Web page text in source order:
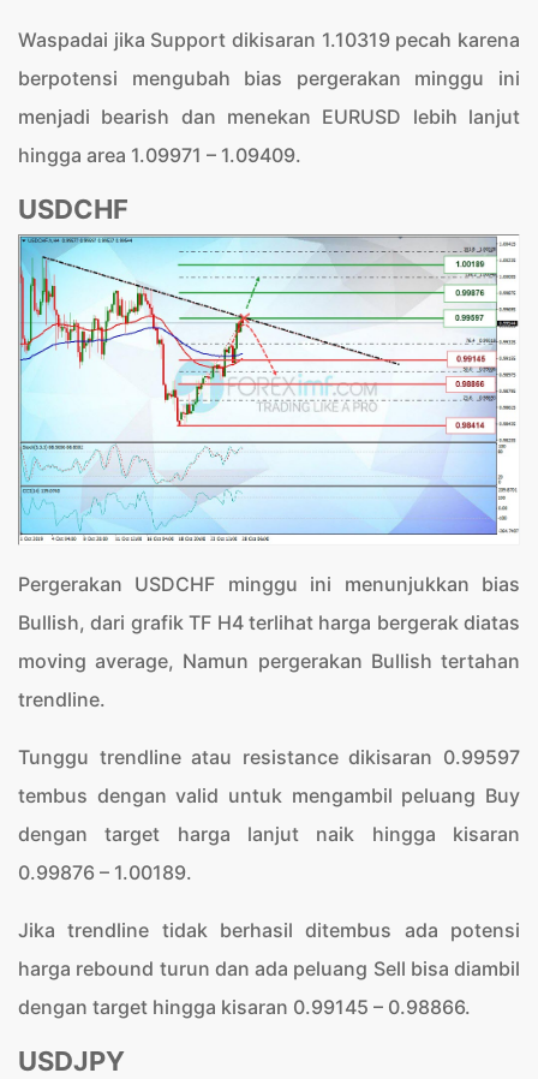
Waspadai jika Support dikisaran 1.10319 pecah karena
berpotensi mengubah bias pergerakan minggu ini
menjadi bearish dan menekan EURUSD lebih lanjut
hingga area 1.09971 – 1.09409.
USDCHF
Pergerakan USDCHF minggu ini menunjukkan bias
Bullish, dari grafik TF H4 terlihat harga bergerak diatas
moving average, Namun pergerakan Bullish tertahan
trendline.
Tunggu trendline atau resistance dikisaran 0.99597
tembus dengan valid untuk mengambil peluang Buy
dengan target harga lanjut naik hingga kisaran
0.99876 – 1.00189.
Jika trendline tidak berhasil ditembus ada potensi
harga rebound turun dan ada peluang Sell bisa diambil
dengan target hingga kisaran 0.99145 – 0.98866.
USDJPY